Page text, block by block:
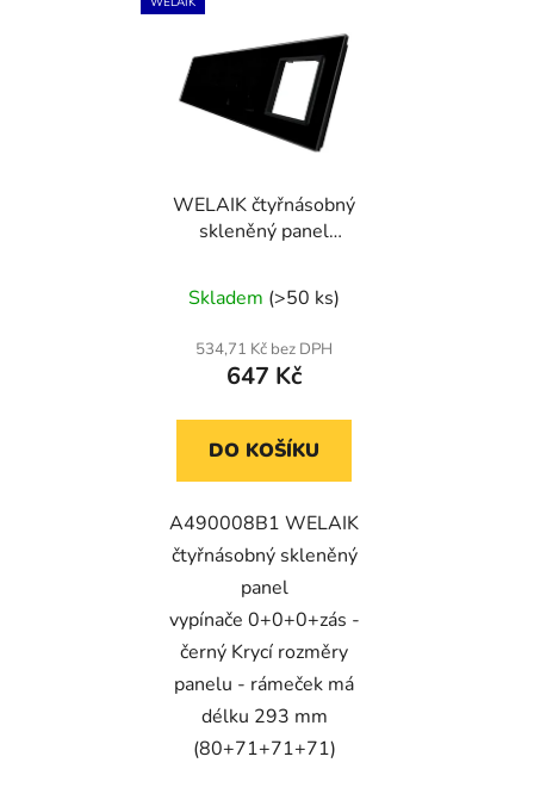
WELAIK čtyřnásobný
skleněný panel
Skladem (>50 ks)
534,71 Kč bez DPH
647 Kč
DO KOŠÍKU
A490008B1 WELAIK
čtyřnásobný skleněný
panel
vypínače 0+0+0+zás -
černý Krycí rozměry
panelu - rámeček má
délku 293 mm
(80+71+71+71)